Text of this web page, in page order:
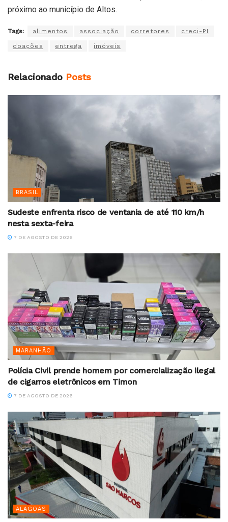
próximo ao município de Altos.
Tags: alimentos associação corretores creci-PI
doações entrega imóveis
Relacionado Posts
BRASIL
Sudeste enfrenta risco de ventania de até 110 km/h
nesta sexta-feira
7 DE AGOSTO DE 2026
MARANHÃO
Polícia Civil prende homem por comercialização ilegal
de cigarros eletrônicos em Timon
7 DE AGOSTO DE 2026
ALAGOAS